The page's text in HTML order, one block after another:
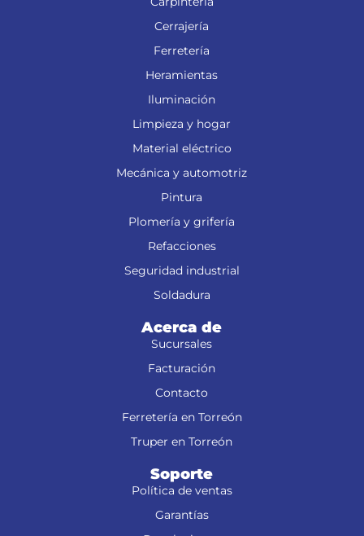
Cerrajería
Ferretería
Heramientas
Iluminación
Limpieza y hogar
Material eléctrico
Mecánica y automotriz
Pintura
Plomería y grifería
Refacciones
Seguridad industrial
Soldadura
Acerca de
Sucursales
Facturación
Contacto
Ferretería en Torreón
Truper en Torreón
Soporte
Política de ventas
Garantías